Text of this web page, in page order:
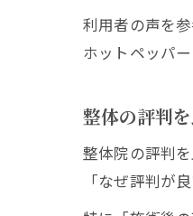
利用者の声を
ホットペッパ
整体の評判
整体院の評判
「なぜ評判が